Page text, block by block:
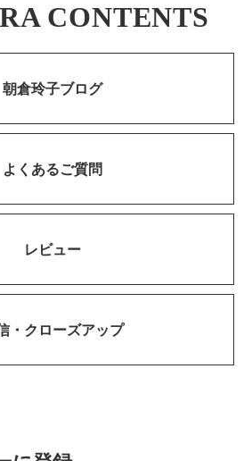
CONTENTS
朝倉玲子ブログ
よくあるご質問
レビュー
・ クローズアップ